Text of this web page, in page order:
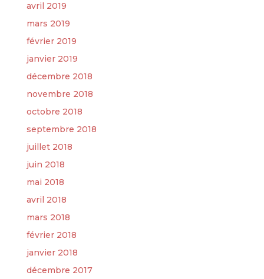
avril 2019
mars 2019
février 2019
janvier 2019
décembre 2018
novembre 2018
octobre 2018
septembre 2018
juillet 2018
juin 2018
mai 2018
avril 2018
mars 2018
février 2018
janvier 2018
décembre 2017